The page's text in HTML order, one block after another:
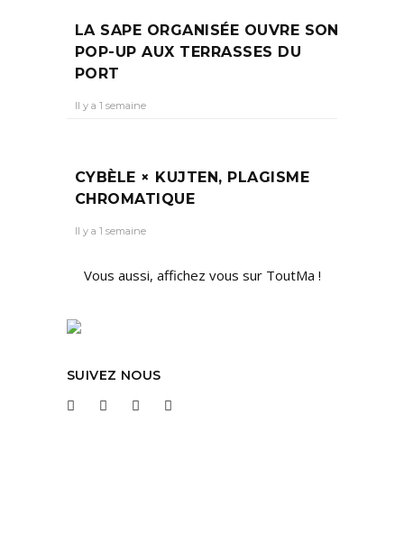
LA SAPE ORGANISÉE OUVRE SON
POP-UP AUX TERRASSES DU
PORT
Il y a 1 semaine
CYBÈLE × KUJTEN, PLAGISME
CHROMATIQUE
Il y a 1 semaine
Vous aussi, affichez vous sur ToutMa !
SUIVEZ NOUS